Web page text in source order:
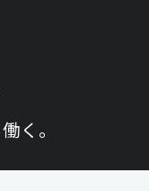
く。